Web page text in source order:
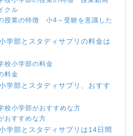
クル
授業の特徴 小4～受験を意識した
学部とスタディサプリの料金は
校小学部の料金
料金
学部とスタディサプリ、おすす
校小学部がおすすめな方
おすすめな方
学部とスタディサプリは14日間